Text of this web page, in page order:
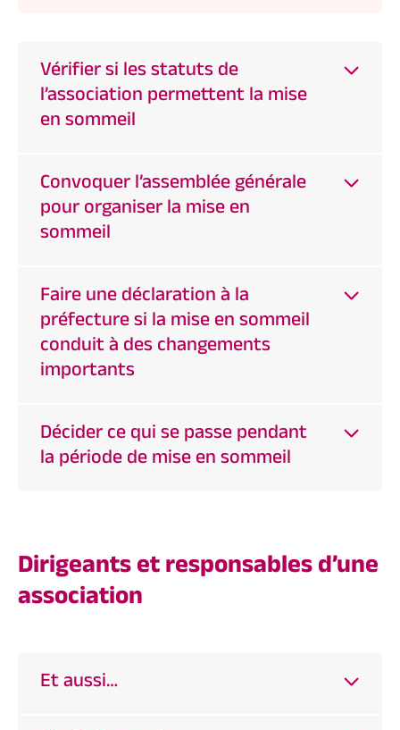
Vérifier si les statuts de
l’association permettent la mise
en sommeil
Convoquer l’assemblée générale
pour organiser la mise en
sommeil
Faire une déclaration à la
préfecture si la mise en sommeil
conduit à des changements
importants
Décider ce qui se passe pendant
la période de mise en sommeil
Dirigeants et responsables d’une
association
Et aussi…